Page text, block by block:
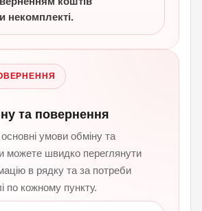
некомплекті.
та повернення
умови обміну та
можете швидко переглянути
в рядку та за потреби
по кожному пункту.